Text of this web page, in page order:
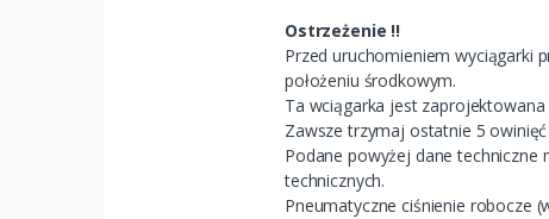
Ostrzeżenie !!
Przed uruchomieniem wyciągarki
położeniu środkowym.
Ta wciągarka jest
Zawsze trzymaj ostatnie 5 owinięć
Podane powyżej dane techniczne
technicznych.
Pneumatyczne ciśnienie robocze